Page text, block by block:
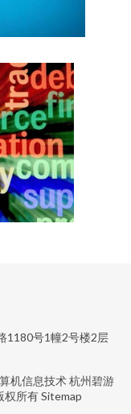
1180号1幢2号楼2层
机信息技术 杭州碧游
权所有Sitemap